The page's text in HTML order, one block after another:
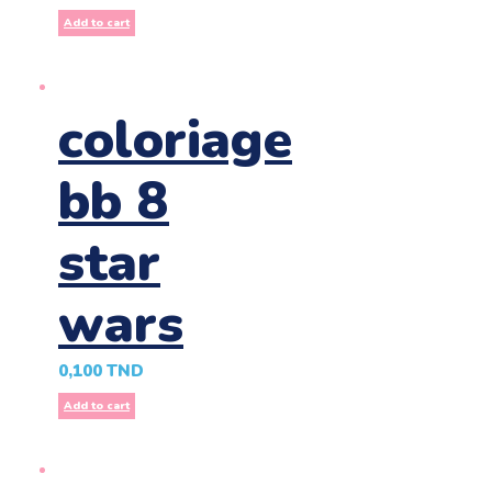
Add to cart
coloriage
bb 8
star
wars
0,100 TND
Add to cart